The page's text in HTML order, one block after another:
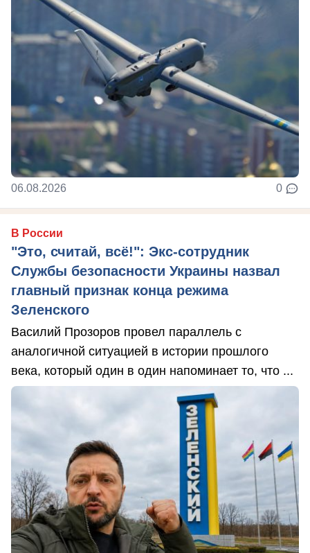
06.08.2026 0
В России
"Это, считай, всё!": Экс-сотрудник
Службы безопасности Украины назвал
главный признак конца режима
Зеленского
Василий Прозоров провел параллель с
аналогичной ситуацией в истории прошлого
века, который один в один напоминает то, что ...